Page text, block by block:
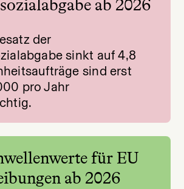
ab 2026
der
sinkt auf 4,8
sind erst
pro Jahr
für EU
ab 2026